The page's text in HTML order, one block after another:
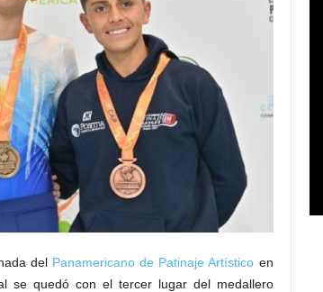
del Panamericano de Patinaje Artístico en
se quedó con el tercer lugar del medallero